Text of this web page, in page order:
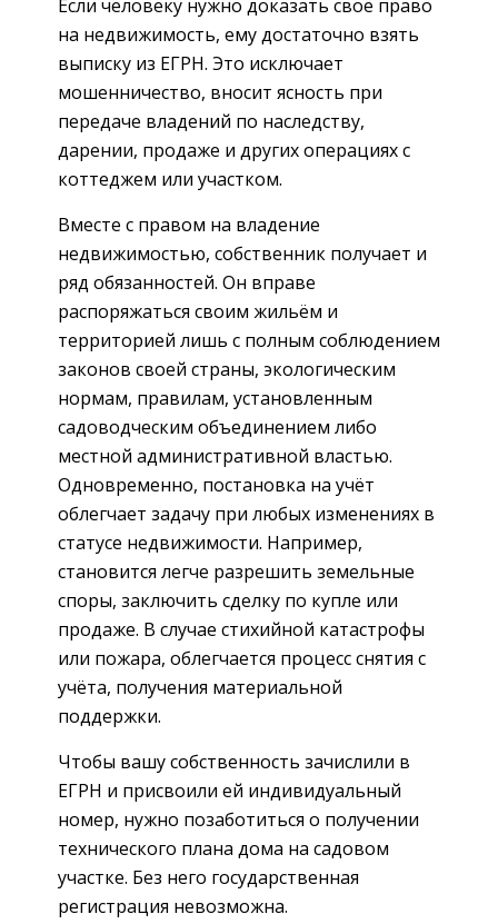
Если человеку нужно доказать своё право
на недвижимость, ему достаточно взять
выписку из ЕГРН. Это исключает
мошенничество, вносит ясность при
передаче владений по наследству,
дарении, продаже и других операциях с
коттеджем или участком.
Вместе с правом на владение
недвижимостью, собственник получает и
ряд обязанностей. Он вправе
распоряжаться своим жильём и
территорией лишь с полным соблюдением
законов своей страны, экологическим
нормам, правилам, установленным
садоводческим объединением либо
местной административной властью.
Одновременно, постановка на учёт
облегчает задачу при любых изменениях в
статусе недвижимости. Например,
становится легче разрешить земельные
споры, заключить сделку по купле или
продаже. В случае стихийной катастрофы
или пожара, облегчается процесс снятия с
учёта, получения материальной
поддержки.
Чтобы вашу собственность зачислили в
ЕГРН и присвоили ей индивидуальный
номер, нужно позаботиться о получении
технического плана дома на садовом
участке. Без него государственная
регистрация невозможна.